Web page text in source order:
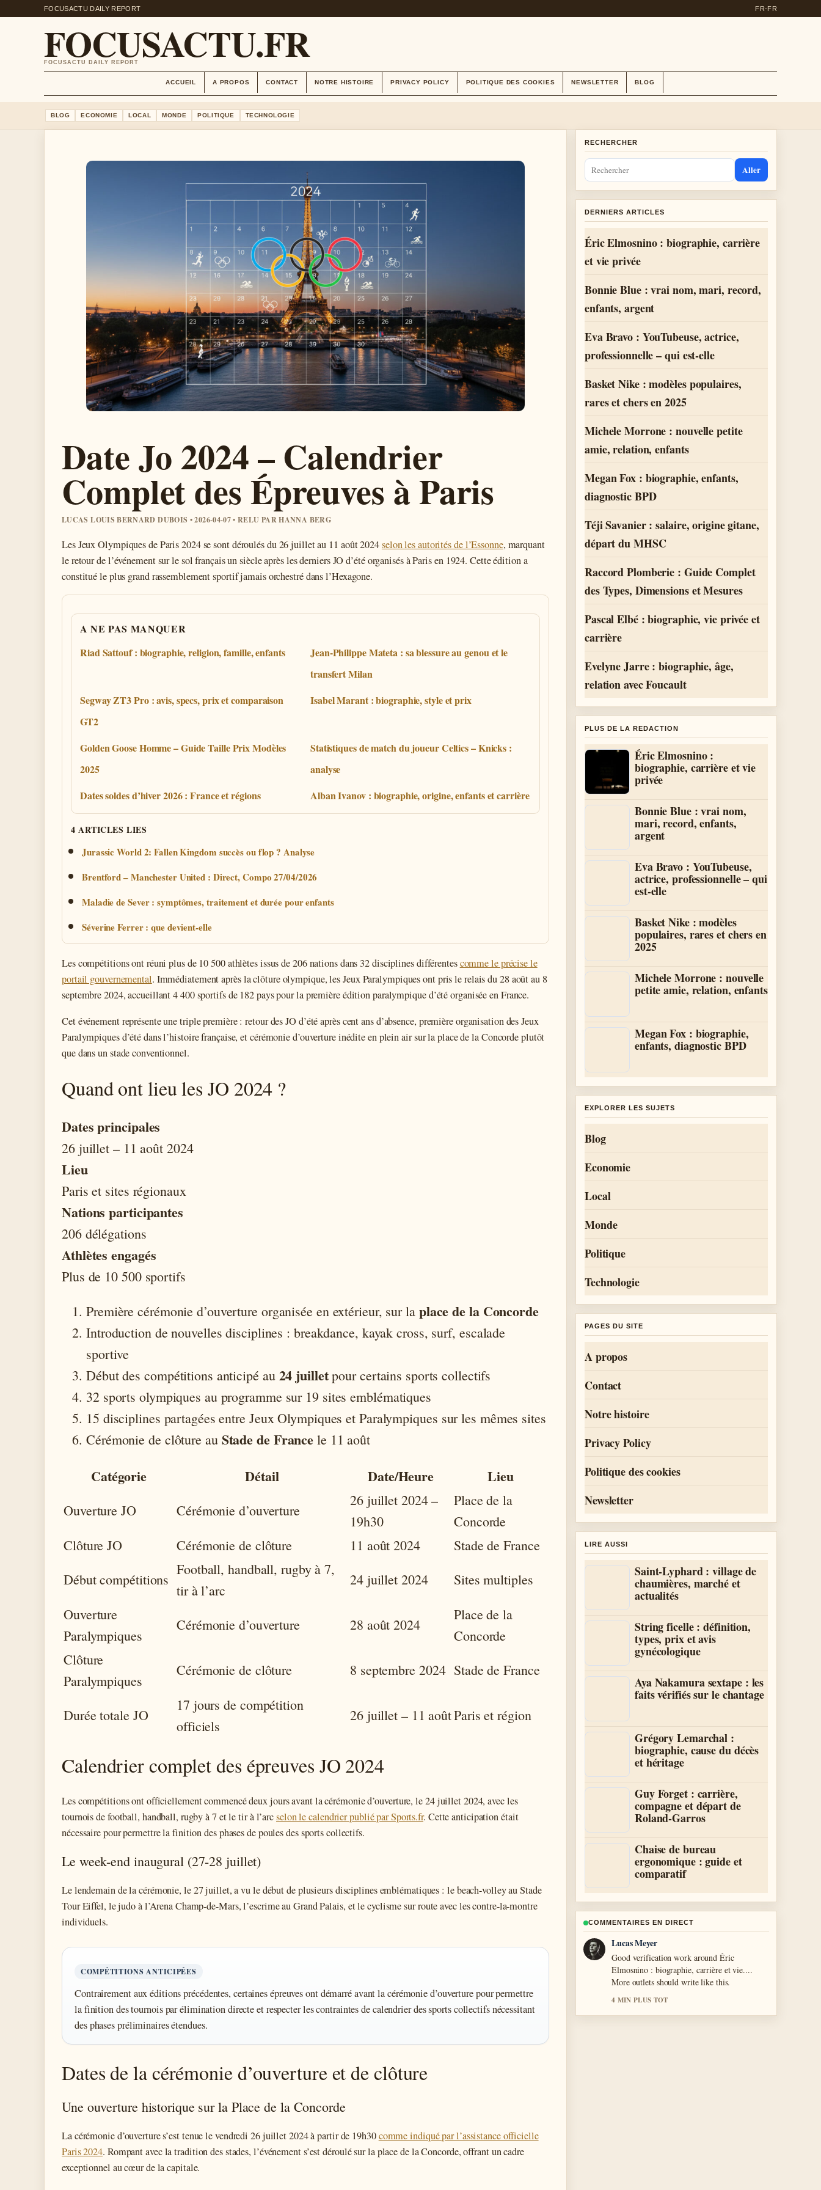
FOCUSACTU DAILY REPORT FR-FR
FOCUSACTU.FR
FOCUSACTU DAILY REPORT
ACCUEIL A PROPOS CONTACT NOTRE HISTOIRE PRIVACY POLICY POLITIQUE DES COOKIES NEWSLETTER BLOG
BLOG ECONOMIE LOCAL MONDE POLITIQUE TECHNOLOGIE
Date Jo 2024 – Calendrier
Complet des Épreuves à Paris
LUCAS LOUIS BERNARD DUBOIS • 2026-04-07 • RELU PAR HANNA BERG
Les Jeux Olympiques de Paris 2024 se sont déroulés du 26 juillet au 11 août 2024selon les autorités de l’Essonne, marquant
le retour de l’événement sur le sol français un siècle après les derniers JO d’été organisés à Paris en 1924. Cette édition a
constitué le plus grand rassemblement sportif jamais orchestré dans l’Hexagone.
A NE PAS MANQUER
Riad Sattouf : biographie, religion, famille, enfants
Jean-Philippe Mateta : sa blessure au genou et le
transfert Milan
Segway ZT3 Pro : avis, specs, prix et comparaison
GT2
Isabel Marant : biographie, style et prix
Golden Goose Homme – Guide Taille Prix Modèles
2025
Statistiques de match du joueur Celtics – Knicks :
analyse
Dates soldes d’hiver 2026 : France et régions
Alban Ivanov : biographie, origine, enfants et carrière
4 ARTICLES LIES
Jurassic World 2: Fallen Kingdom succès ou flop ? Analyse
Brentford – Manchester United : Direct, Compo 27/04/2026
Maladie de Sever : symptômes, traitement et durée pour enfants
Séverine Ferrer : que devient-elle
Les compétitions ont réuni plus de 10 500 athlètes issus de 206 nations dans 32 disciplines différentescomme le précise le
portail gouvernemental. Immédiatement après la clôture olympique, les Jeux Paralympiques ont pris le relais du 28 août au 8
septembre 2024, accueillant 4 400 sportifs de 182 pays pour la première édition paralympique d’été organisée en France.
Cet événement représente une triple première : retour des JO d’été après cent ans d’absence, première organisation des Jeux
Paralympiques d’été dans l’histoire française, et cérémonie d’ouverture inédite en plein air sur la place de la Concorde plutôt
que dans un stade conventionnel.
Quand ont lieu les JO 2024 ?
Dates principales
26 juillet – 11 août 2024
Lieu
Paris et sites régionaux
Nations participantes
206 délégations
Athlètes engagés
Plus de 10 500 sportifs
Première cérémonie d’ouverture organisée en extérieur, sur la place de la Concorde
Introduction de nouvelles disciplines : breakdance, kayak cross, surf, escalade
sportive
Début des compétitions anticipé au 24 juilletpour certains sports collectifs
32 sports olympiques au programme sur 19 sites emblématiques
15 disciplines partagées entre Jeux Olympiques et Paralympiques sur les mêmes sites
Cérémonie de clôture au Stade de France le 11 août
Catégorie Détail Date/Heure Lieu
Ouverture JO Cérémonie d’ouverture
26 juillet 2024 –
19h30
Place de la
Concorde
Clôture JO
Cérémonie de clôture 11 août 2024
Stade de France
Début compétitions
Football, handball, rugby à 7,
tir à l’arc
24 juillet 2024
Sites multiples
Ouverture
Paralympiques
Cérémonie d’ouverture 28 août 2024
Place de la
Concorde
Clôture
Paralympiques
Cérémonie de clôture 8 septembre 2024 Stade de France
Durée totale JO
17 jours de compétition
officiels
26 juillet – 11 aoûtParis et région
Calendrier complet des épreuves JO 2024
Les compétitions ont officiellement commencé deux jours avant la cérémonie d’ouverture, le 24 juillet 2024, avec les
tournois de football, handball, rugby à 7 et le tir à l’arcselon le calendrier publié par Sports.fr. Cette anticipation était
nécessaire pour permettre la finition des phases de poules des sports collectifs.
Le week-end inaugural (27-28 juillet)
Le lendemain de la cérémonie, le 27 juillet, a vu le début de plusieurs disciplines emblématiques : le beach-volley au Stade
Tour Eiffel, le judo à l’Arena Champ-de-Mars, l’escrime au Grand Palais, et le cyclisme sur route avec les contre-la-montre
individuels.
COMPÉTITIONS ANTICIPÉES
Contrairement aux éditions précédentes, certaines épreuves ont démarré avant la cérémonie d’ouverture pour permettre
la finition des tournois par élimination directe et respecter les contraintes de calendrier des sports collectifs nécessitant
des phases préliminaires étendues.
Dates de la cérémonie d’ouverture et de clôture
Une ouverture historique sur la Place de la Concorde
La cérémonie d’ouverture s’est tenue le vendredi 26 juillet 2024 à partir de 19h30comme indiqué par l’assistance officielle
Paris 2024. Rompant avec la tradition des stades, l’événement s’est déroulé sur la place de la Concorde, offrant un cadre
exceptionnel au cœur de la capitale.
RECHERCHER
Aller
DERNIERS ARTICLES
Éric Elmosnino : biographie, carrière
et vie privée
Bonnie Blue : vrai nom, mari, record,
enfants, argent
Eva Bravo : YouTubeuse, actrice,
professionnelle – qui est-elle
Basket Nike : modèles populaires,
rares et chers en 2025
Michele Morrone : nouvelle petite
amie, relation, enfants
Megan Fox : biographie, enfants,
diagnostic BPD
Téji Savanier : salaire, origine gitane,
départ du MHSC
Raccord Plomberie : Guide Complet
des Types, Dimensions et Mesures
Pascal Elbé : biographie, vie privée et
carrière
Evelyne Jarre : biographie, âge,
relation avec Foucault
PLUS DE LA REDACTION
Éric Elmosnino :
biographie, carrière et vie
privée
Bonnie Blue : vrai nom,
mari, record, enfants,
argent
Eva Bravo : YouTubeuse,
actrice, professionnelle – qui
est-elle
Basket Nike : modèles
populaires, rares et chers en
2025
Michele Morrone : nouvelle
petite amie, relation, enfants
Megan Fox : biographie,
enfants, diagnostic BPD
EXPLORER LES SUJETS
Blog
Economie
Local
Monde
Politique
Technologie
PAGES DU SITE
A propos
Contact
Notre histoire
Privacy Policy
Politique des cookies
Newsletter
LIRE AUSSI
Saint-Lyphard : village de
chaumières, marché et
actualités
String ficelle : définition,
types, prix et avis
gynécologique
Aya Nakamura sextape : les
faits vérifiés sur le chantage
Grégory Lemarchal :
biographie, cause du décès
et héritage
Guy Forget : carrière,
compagne et départ de
Roland-Garros
Chaise de bureau
ergonomique : guide et
comparatif
COMMENTAIRES EN DIRECT
Farah Nordin
Strong breakdown on Bonnie Blue : vrai
nom, mari, record,.... This is the clearest
summary I have seen today.
6 MIN PLUS TOT